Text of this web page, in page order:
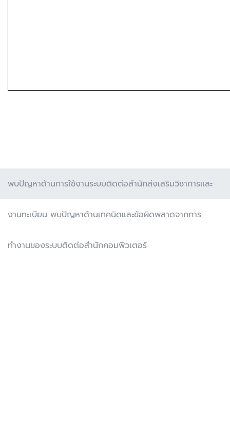
พบปัญหาด้านการใช้งานระบบติดต่อสำนักส่งเสริมวิชาการและ
งานทะเบียน พบปัญหาด้านเทคนิดและข้อผิดพลาดจากการ
ทำงานของระบบติดต่อสำนักคอมพิวเตอร์